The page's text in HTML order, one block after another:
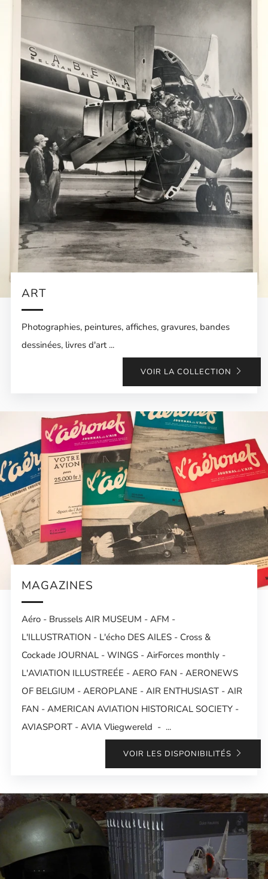
ART
Photographies, peintures, affiches, gravures, bandes
dessinées, livres d'art ...
VOIR LA COLLECTION
MAGAZINES
Aéro - Brussels AIR MUSEUM - AFM -
L'ILLUSTRATION - L'écho DES AILES - Cross &
Cockade JOURNAL - WINGS - AirForces monthly -
L'AVIATION ILLUSTREÉE - AERO FAN - AERONEWS
OF BELGIUM - AEROPLANE - AIR ENTHUSIAST - AIR
FAN - AMERICAN AVIATION HISTORICAL SOCIETY -
AVIASPORT - AVIA Vliegwereld - ...
VOIR LES DISPONIBILITÉS